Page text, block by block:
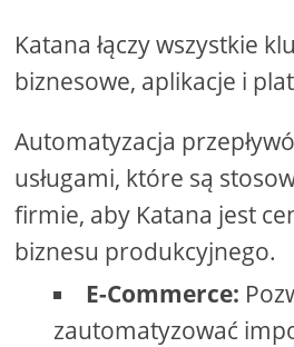
Katana łączy wszystkie
biznesowe, aplikacje i
Automatyzacja
usługami, które są
firmie, aby Katana jest
biznesu produkcyjnego.
E-Commerce:
zautomatyzować